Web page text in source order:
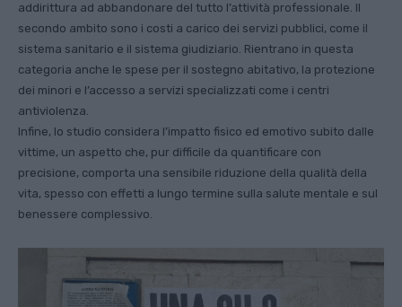
addirittura ad abbandonare del tutto l’attività professionale. Il
secondo ambito sono i costi a carico dei servizi pubblici, come il
sistema sanitario e il sistema giudiziario. Rientrano in questa
categoria anche le spese per il sostegno abitativo, la protezione
dei minori e l’accesso a servizi specializzati come i centri
antiviolenza.
Infine, lo studio considera l’impatto fisico ed emotivo subito dalle
vittime, un aspetto che, pur difficile da quantificare con
precisione, comporta una sensibile riduzione della qualità della
vita, spesso con effetti a lungo termine sulla salute mentale e sul
benessere complessivo.